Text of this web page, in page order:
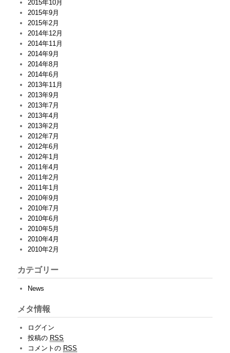
2015年10月
2015年9月
2015年2月
2014年12月
2014年11月
2014年9月
2014年8月
2014年6月
2013年11月
2013年9月
2013年7月
2013年4月
2013年2月
2012年7月
2012年6月
2012年1月
2011年4月
2011年2月
2011年1月
2010年9月
2010年7月
2010年6月
2010年5月
2010年4月
2010年2月
カテゴリー
News
メタ情報
ログイン
投稿の RSS
コメントの RSS